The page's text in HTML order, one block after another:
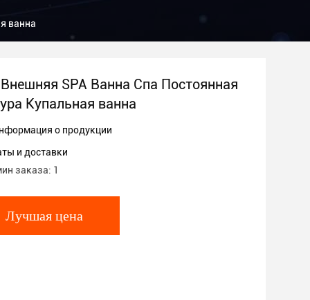
ванна
SPA Ванна Спа Постоянная
Купальная ванна
о продукции
и доставки
заказа: 1
Лучшая цена